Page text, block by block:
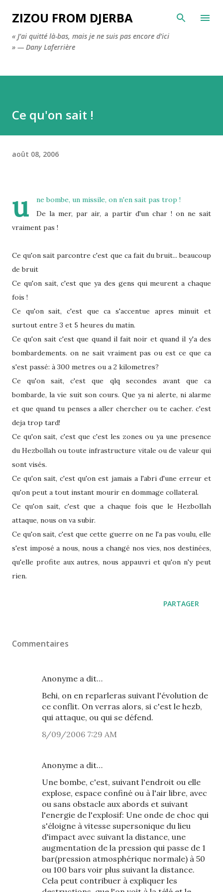
Accéder au contenu principal
ZIZOU FROM DJERBA
« J’ai quitté là-bas, mais je ne suis pas encore d’ici
» — Dany Laferrière
Ce qu'on sait !
août 08, 2006
u
ne bombe, un missile, on n'en sait pas trop !
De la mer, par air, a partir d'un char ! on ne sait
vraiment pas !
Ce qu'on sait parcontre c'est que ca fait du bruit... beaucoup
de bruit
Ce qu'on sait, c'est que ya des gens qui meurent a chaque
fois !
Ce qu'on sait, c'est que ca s'accentue apres minuit et
surtout entre 3 et 5 heures du matin.
Ce qu'on sait c'est que quand il fait noir et quand il y'a des
bombardements. on ne sait vraiment pas ou est ce que ca
s'est passé: à 300 metres ou a 2 kilometres?
Ce qu'on sait, c'est que qlq secondes avant que ca
bombarde, la vie suit son cours. Que ya ni alerte, ni alarme
et que quand tu penses a aller chercher ou te cacher. c'est
deja trop tard!
Ce qu'on sait, c'est que c'est les zones ou ya une presence
du Hezbollah ou toute infrastructure vitale ou de valeur qui
sont visés.
Ce qu'on sait, c'est qu'on est jamais a l'abri d'une erreur et
qu'on peut a tout instant mourir en dommage collateral.
Ce qu'on sait, c'est que a chaque fois que le Hezbollah
attaque, nous on va subir.
Ce qu'on sait, c'est que cette guerre on ne l'a pas voulu, elle
s'est imposé a nous, nous a changé nos vies, nos destinées,
qu'elle profite aux autres, nous appauvri et qu'on n'y peut
rien.
PARTAGER
Commentaires
Anonyme a dit…
Behi, on en reparleras suivant l'évolution de
ce conflit. On verras alors, si c'est le hezb,
qui attaque, ou qui se défend.
8/09/2006 7:29 AM
Anonyme a dit…
Une bombe, c'est, suivant l'endroit ou elle
explose, espace confiné ou à l'air libre, avec
ou sans obstacle aux abords et suivant
l'energie de l'explosif: Une onde de choc qui
s'éloigne à vitesse supersonique du lieu
d'impact avec suivant la distance, une
augmentation de la pression qui passe de 1
bar(pression atmosphérique normale) à 50
ou 100 bars voir plus suivant la distance.
Cela peut contribuer à expliquer les